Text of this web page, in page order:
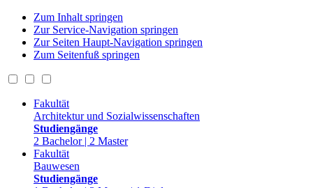
Zum Inhalt springen
Zur Service-Navigation springen
Zur Seiten Haupt-Navigation springen
Zum Seitenfuß springen
Fakultät
Architektur und Sozialwissenschaften
Studiengänge
2 Bachelor | 2 Master
Fakultät
Bauwesen
Studiengänge